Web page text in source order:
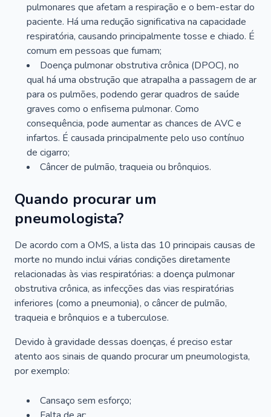
pulmonares que afetam a respiração e o bem-estar do
paciente. Há uma redução significativa na capacidade
respiratória, causando principalmente tosse e chiado. É
comum em pessoas que fumam;
Doença pulmonar obstrutiva crônica (DPOC), no
qual há uma obstrução que atrapalha a passagem de ar
para os pulmões, podendo gerar quadros de saúde
graves como o enfisema pulmonar. Como
consequência, pode aumentar as chances de AVC e
infartos. É causada principalmente pelo uso contínuo
de cigarro;
Câncer de pulmão, traqueia ou brônquios.
Quando procurar um
pneumologista?
De acordo com a OMS, a lista das 10 principais causas de
morte no mundo inclui várias condições diretamente
relacionadas às vias respiratórias: a doença pulmonar
obstrutiva crônica, as infecções das vias respiratórias
inferiores (como a pneumonia), o câncer de pulmão,
traqueia e brônquios e a tuberculose.
Devido à gravidade dessas doenças, é preciso estar
atento aos sinais de quando procurar um pneumologista,
por exemplo:
Cansaço sem esforço;